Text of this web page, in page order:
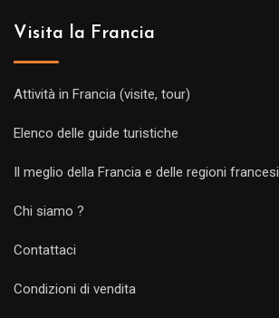
Visita la Francia
Attività in Francia (visite, tour)
Elenco delle guide turistiche
Il meglio della Francia e delle regioni francesi
Chi siamo ?
Contattaci
Condizioni di vendita